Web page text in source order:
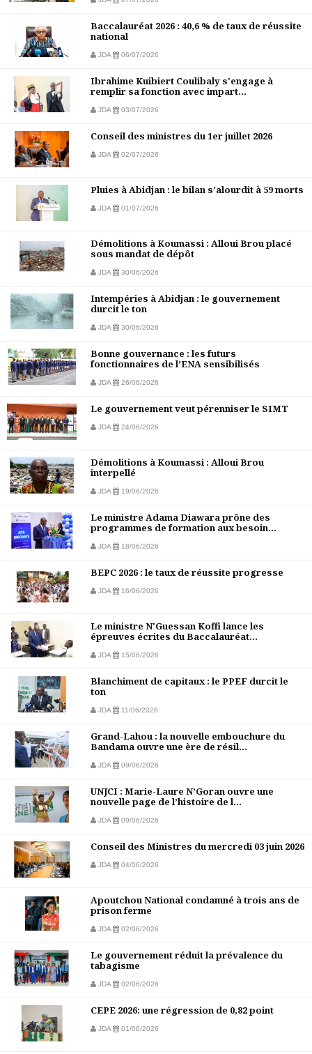
Baccalauréat 2026 : 40,6 % de taux de réussite
national
JDA 06/07/2026
Ibrahime Kuibiert Coulibaly s'engage à
remplir sa fonction avec impart...
JDA 03/07/2026
Conseil des ministres du 1er juillet 2026
JDA 02/07/2026
Pluies à Abidjan : le bilan s’alourdit à 59 morts
JDA 01/07/2026
Démolitions à Koumassi : Alloui Brou placé
sous mandat de dépôt
JDA 30/06/2026
Intempéries à Abidjan : le gouvernement
durcit le ton
JDA 30/06/2026
Bonne gouvernance : les futurs
fonctionnaires de l’ENA sensibilisés
JDA 26/06/2026
Le gouvernement veut pérenniser le SIMT
JDA 24/06/2026
Démolitions à Koumassi : Alloui Brou
interpellé
JDA 19/06/2026
Le ministre Adama Diawara prône des
programmes de formation aux besoin...
JDA 18/06/2026
BEPC 2026 : le taux de réussite progresse
JDA 16/06/2026
Le ministre N'Guessan Koffi lance les
épreuves écrites du Baccalauréat...
JDA 15/06/2026
Blanchiment de capitaux : le PPEF durcit le
ton
JDA 11/06/2026
Grand-Lahou : la nouvelle embouchure du
Bandama ouvre une ère de résil...
JDA 09/06/2026
UNJCI : Marie-Laure N’Goran ouvre une
nouvelle page de l’histoire de l...
JDA 09/06/2026
Conseil des Ministres du mercredi 03 juin 2026
JDA 04/06/2026
Apoutchou National condamné à trois ans de
prison ferme
JDA 02/06/2026
Le gouvernement réduit la prévalence du
tabagisme
JDA 02/06/2026
CEPE 2026: une régression de 0,82 point
JDA 01/06/2026